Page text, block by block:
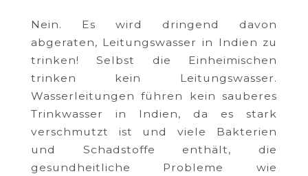
Nein. Es wird dringend davon
abgeraten, Leitungswasser in Indien zu
trinken! Selbst die Einheimischen
trinken kein Leitungswasser.
Wasserleitungen führen kein sauberes
Trinkwasser in Indien, da es stark
verschmutzt ist und viele Bakterien
und Schadstoffe enthält, die
gesundheitliche Probleme wie